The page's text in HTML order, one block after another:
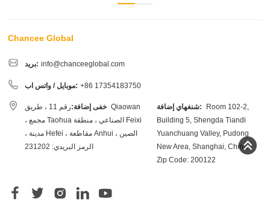
Chancee Global
بريد: info@chanceeglobal.com
موبايل / واتس اب: +86 17354183750
خفى إضافة:
رقم 11 ، طريق Qiaowan
، مجمع Taohua الصناعي ، منطقة Feixi
، مدينة Hefei ، مقاطعة Anhui ، الصين
الرمز البريدي: 231202
شنغهاي إضافة:
Room 102-2,
Building 5, Shengda Tiandi
Yuanchuang Valley, Pudong
New Area, Shanghai, China
Zip Code: 200122